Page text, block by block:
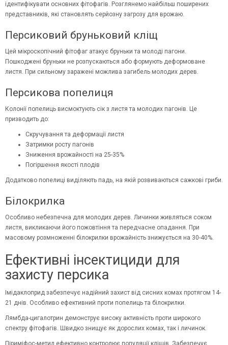
ідентифікувати основних фітофагів. Розглянемо найбільш поширених
представників, які становлять серйозну загрозу для врожаю.
Персиковий бруньковий кліщ
Цей мікроскопічний фітофаг атакує бруньки та молоді пагони.
Пошкоджені бруньки не розпускаються або формують деформоване
листя. При сильному заражені можлива загибель молодих дерев.
Персикова попелиця
Колонії попелиць висмоктують сік з листя та молодих пагонів. Це
призводить до:
Скручування та деформації листя
Затримки росту пагонів
Зниження врожайності на 25-35%
Погіршення якості плодів
Додатково попелиці виділяють падь, на якій розвиваються сажкові гриби.
Білокрилка
Особливо небезпечна для молодих дерев. Личинки живляться соком
листя, викликаючи його пожовтіння та передчасне опадання. При
масовому розмноженні білокрилки врожайність знижується на 30-40%.
Ефективні інсектициди для
захисту персика
Імідаклоприд забезпечує надійний захист від сисних комах протягом 14-
21 днів. Особливо ефективний проти попелиць та білокрилки.
Лямбда-цигалотрин демонструє високу активність проти широкого
спектру фітофагів. Швидко знищує як дорослих комах, так і личинок.
Піриміфос-метил ефективно контролює популяції кліщів. Забезпечує